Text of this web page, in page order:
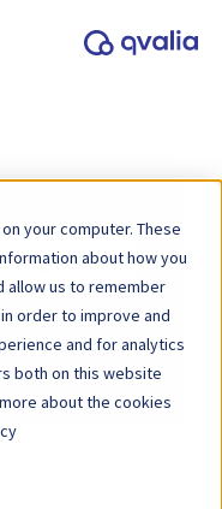
your computer. These
about how you
allow us to remember
order to improve and
and for analytics
both on this website
about the cookies
ابحث
عن